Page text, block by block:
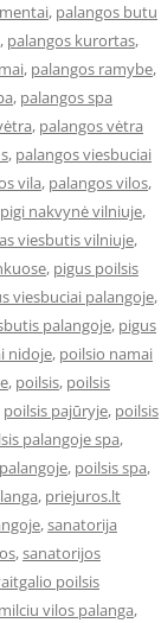
, palangos butu
, palangos kurortas,
, palangos ramybe,
, palangos spa
, palangos vėtra
, palangos viesbuciai
vila, palangos vilos,
pigi nakvynė vilniuje,
viesbutis vilniuje,
, pigus poilsis
viesbuciai palangoje,
palangoje, pigus
nidoje, poilsio namai
, poilsis, poilsis
poilsis pajūryje, poilsis
palangoje spa,
, poilsis spa,
, priejuros.lt
,sanatorija
,sanatorijos
poilsis
vilos palanga,